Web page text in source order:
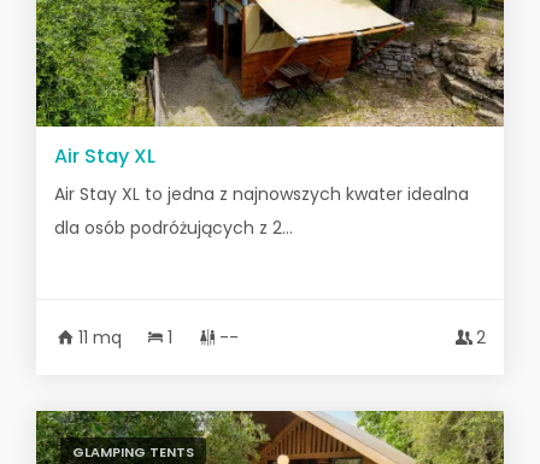
Air Stay XL
Air Stay XL to jedna z najnowszych kwater idealna
dla osób podróżujących z 2...
11 mq 1 -- 2
GLAMPING TENTS